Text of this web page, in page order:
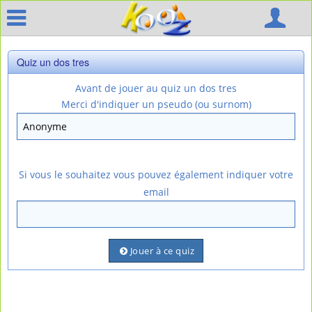
Quiz un dos tres
Avant de jouer au quiz un dos tres
Merci d'indiquer un pseudo (ou surnom)
Si vous le souhaitez vous pouvez également indiquer votre
email
Jouer à ce quiz